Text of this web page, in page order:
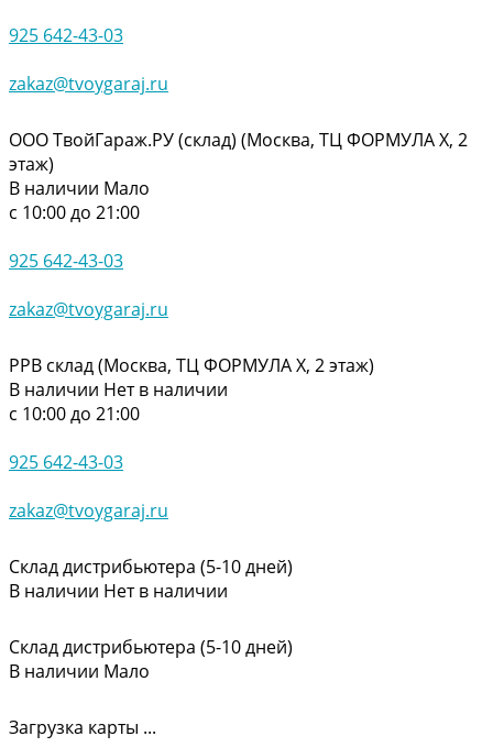
925 642-43-03
zakaz@tvoygaraj.ru
ООО ТвойГараж.РУ (склад) (Москва, ТЦ ФОРМУЛА Х, 2
этаж)
В наличии Мало
с 10:00 до 21:00
925 642-43-03
zakaz@tvoygaraj.ru
РРВ склад (Москва, ТЦ ФОРМУЛА Х, 2 этаж)
В наличии Нет в наличии
с 10:00 до 21:00
925 642-43-03
zakaz@tvoygaraj.ru
Склад дистрибьютера (5-10 дней)
В наличии Нет в наличии
Склад дистрибьютера (5-10 дней)
В наличии Мало
Загрузка карты ...